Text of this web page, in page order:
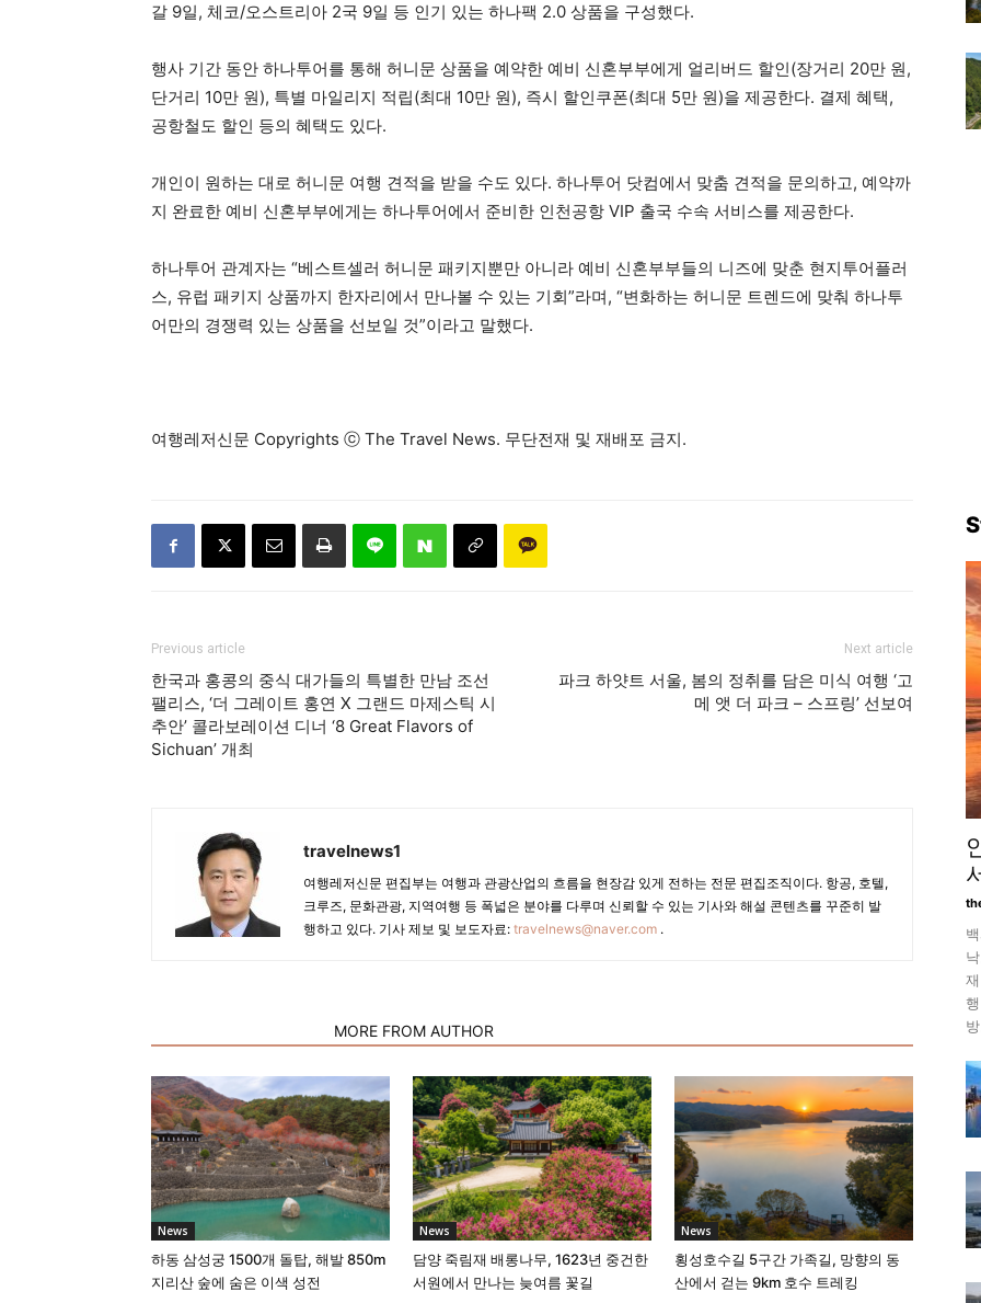
갈 9일, 체코/오스트리아 2국 9일 등 인기 있는 하나팩 2.0 상품을 구성했다.
행사 기간 동안 하나투어를 통해 허니문 상품을 예약한 예비 신혼부부에게 얼리버드 할인(장거리 20만 원,
단거리 10만 원), 특별 마일리지 적립(최대 10만 원), 즉시 할인쿠폰(최대 5만 원)을 제공한다. 결제 혜택,
공항철도 할인 등의 혜택도 있다.
개인이 원하는 대로 허니문 여행 견적을 받을 수도 있다. 하나투어 닷컴에서 맞춤 견적을 문의하고, 예약까
지 완료한 예비 신혼부부에게는 하나투어에서 준비한 인천공항 VIP 출국 수속 서비스를 제공한다.
하나투어 관계자는 “베스트셀러 허니문 패키지뿐만 아니라 예비 신혼부부들의 니즈에 맞춘 현지투어플러
스, 유럽 패키지 상품까지 한자리에서 만나볼 수 있는 기회”라며, “변화하는 허니문 트렌드에 맞춰 하나투
어만의 경쟁력 있는 상품을 선보일 것”이라고 말했다.
여행레저신문 Copyrights ⓒ The Travel News. 무단전재 및 재배포 금지.
Previous article
한국과 홍콩의 중식 대가들의 특별한 만남 조선
팰리스, ‘더 그레이트 홍연 X 그랜드 마제스틱 시
추안’ 콜라보레이션 디너 ‘8 Great Flavors of
Sichuan’ 개최
Next article
파크 하얏트 서울, 봄의 정취를 담은 미식 여행 ‘고
메 앳 더 파크 – 스프링’ 선보여
travelnews1
여행레저신문 편집부는 여행과 관광산업의 흐름을 현장감 있게 전하는 전문 편집조직이다. 항공, 호텔,
크루즈, 문화관광, 지역여행 등 폭넓은 분야를 다루며 신뢰할 수 있는 기사와 해설 콘텐츠를 꾸준히 발
행하고 있다. 기사 제보 및 보도자료: travelnews@naver.com .
MORE FROM AUTHOR
News
하동 삼성궁 1500개 돌탑, 해발 850m
지리산 숲에 숨은 이색 성전
News
담양 죽림재 배롱나무, 1623년 중건한
서원에서 만나는 늦여름 꽃길
News
횡성호수길 5구간 가족길, 망향의 동
산에서 걷는 9km 호수 트레킹